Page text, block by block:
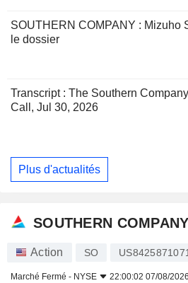
SOUTHERN COMPANY : Mizuho
le dossier
Transcript : The Southern
Call, Jul 30, 2026
Plus d'actualités
SOUTHERN COMPANY
Action SO
Marché Fermé - NYSE 22:00:02 07/08/2026